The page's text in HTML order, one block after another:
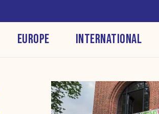
EUROPE INTERNATIONAL